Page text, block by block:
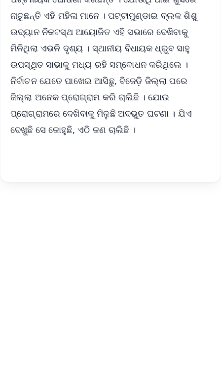
ନାଚୁଛନ୍ତି ଏହି ମହିଳା ମାନେ । ପଟ୍ଟାମୁଣ୍ଡାଇ ବ୍ଲକ ଶିଶୁ
ଉଦ୍ୟାନ ନିକଟସ୍ଥ ଆୟୋଜିତ ଏହି ସଭାରେ ଦେଖିବାକୁ
ମିଳିଥିଲା ଏଭଳି ଦୃଶ୍ୟ । ସ୍ଥାନୀୟ ବିଧାୟକ ଧ୍ରୁବ ସାହୁ
ଉପସ୍ଥିତ ସାଭାକୁ ମଧ୍ୟ ରହି ସମ୍ବୋଧନ କରିଥିଲେ ।
ନିର୍ବାଚନ ଯେତେ ପାଖେଇ ଆସିଛୁ, ବିଜେଡ଼ି ଜିଲ୍ଲା ପରେ
ଜିଲ୍ଲା ଅନେକ ପ୍ରୋଗ୍ରାମ କରି ଚାଲିଛି । ଯୋଉ
ପ୍ରୋଗ୍ରାମରେ ଦେଖିବାକୁ ମିଳୁଛି ଅଦଭୁତ ଘଟଣା । ଯିଏ
ଦେଖୁଛି ସେ କୋହୁଛି, ଏଠି କଣ ଚାଲିଛି ।